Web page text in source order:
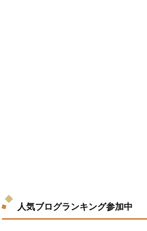
人気ブログランキング参加中